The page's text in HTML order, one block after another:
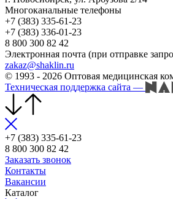
Многоканальные телефоны
+7 (383) 335-61-23
+7 (383) 336-01-23
8 800 300 82 42
Электронная почта (при отправке
zakaz@shaklin.ru
© 1993 - 2026 Оптовая медицинская
Техническая поддержка сайта —
+7 (383) 335-61-23
8 800 300 82 42
Заказать звонок
Контакты
Вакансии
Каталог